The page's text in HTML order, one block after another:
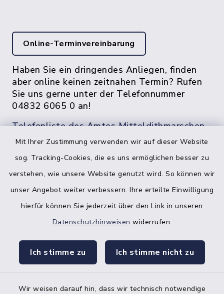
Mit Ihrer Zustimmung verwenden wir auf dieser Website
sog. Tracking-Cookies, die es uns ermöglichen besser zu
verstehen, wie unsere Website genutzt wird. So können wir
unser Angebot weiter verbessern. Ihre erteilte Einwilligung
hierfür können Sie jederzeit über den Link in unseren
Datenschutzhinweisen widerrufen.
Ich stimme zu Ich stimme nicht zu
Wir weisen darauf hin, dass wir technisch notwendige
Online-Terminvereinbarung
Haben Sie ein dringendes Anliegen, finden
aber online keinen zeitnahen Termin? Rufen
Sie uns gerne unter der Telefonnummer
04832 6065 0 an!
Telefonliste des Amtes Mitteldithmarschen
facebook